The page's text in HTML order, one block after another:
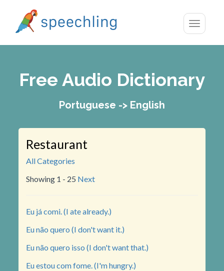
Toggle
Free Audio Dictionary
Portuguese -> English
Restaurant
All Categories
Showing 1 - 25 Next
Eu já comi. (I ate already.)
Eu não quero (I don't want it.)
Eu não quero isso (I don't want that.)
Eu estou com fome. (I'm hungry.)